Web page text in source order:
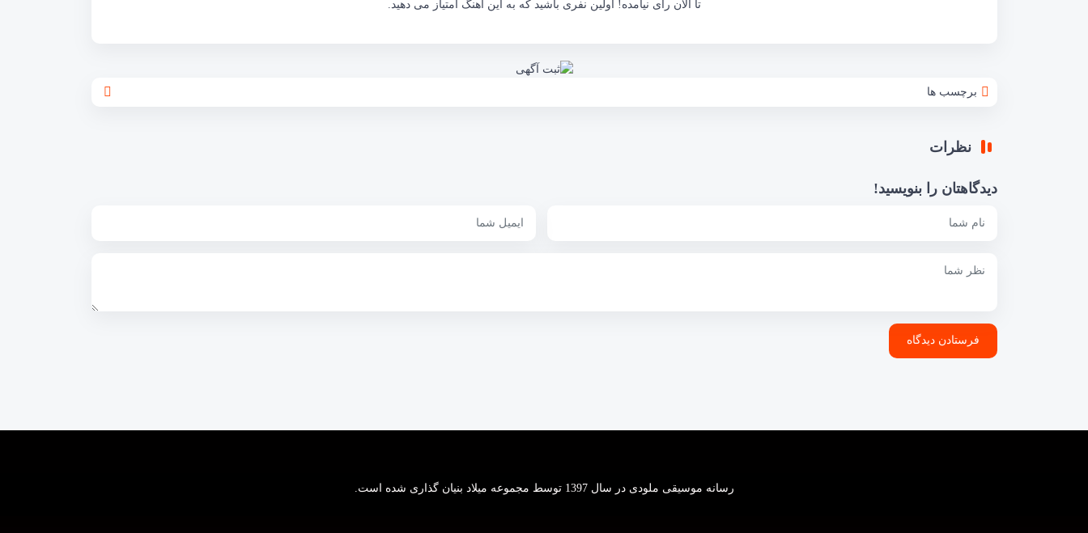
تا الان رای نیامده! اولین نفری باشید که به این آهنگ امتیاز می دهید.
برچسب ها
نظرات
دیدگاهتان را بنویسید!
رسانه موسیقی ملودی در سال 1397 توسط مجموعه میلاد بنیان گذاری شده است.